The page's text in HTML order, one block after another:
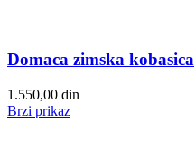
Domaca zimska kobasica
1.550,00 din
Brzi prikaz